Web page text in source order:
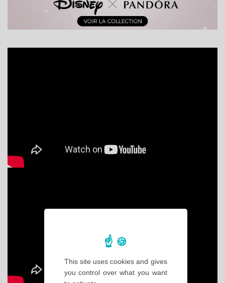
This site uses cookies and gives
you control over what you want